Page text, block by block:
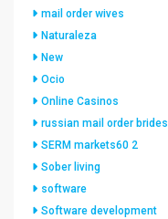
mail order wives
Naturaleza
New
Ocio
Online Casinos
russian mail order brides
SERM markets60 2
Sober living
software
Software development